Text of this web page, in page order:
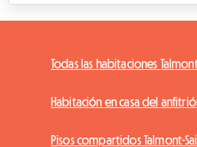
Todas las habitaciones
Habitación en casa del
Pisos compartidos Talmont-